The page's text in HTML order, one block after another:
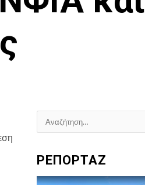
Αναζήτηση
για:
ΡΕΠΟΡΤΑΖ